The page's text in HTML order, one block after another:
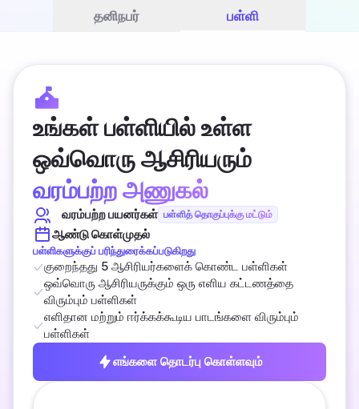
தனிநபர் பள்ளி
உங்கள் பள்ளியில் உள்ள
ஒவ்வொரு ஆசிரியரும்
வரம்பற்ற அணுகல்
வரம்பற்ற பயனர்கள் பள்ளித் தொகுப்புக்கு மட்டும்
ஆண்டு கொள்முதல்
பள்ளிகளுக்குப் பரிந்துரைக்கப்படுகிறது
குறைந்தது 5 ஆசிரியர்களைக் கொண்ட பள்ளிகள்
ஒவ்வொரு ஆசிரியருக்கும் ஒரு எளிய கட்டணத்தை
விரும்பும் பள்ளிகள்
எளிதான மற்றும் ஈர்க்கக்கூடிய பாடங்களை விரும்பும்
பள்ளிகள்
எங்களை தொடர்பு கொள்ளவும்